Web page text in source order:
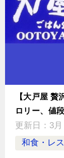
【大戸屋
ロリー、値
更新日： 3
和食・レ